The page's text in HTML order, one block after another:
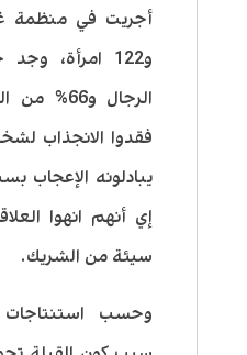
الرجال
فقدوا الانجذاب
يبادلونه الإعجاب
إي أنهم انهوا
سيئة من الشريك.
وحسب